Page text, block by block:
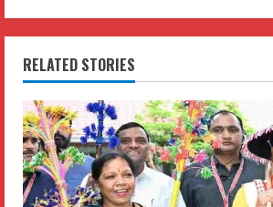
i
n
u
e
R
RELATED STORIES